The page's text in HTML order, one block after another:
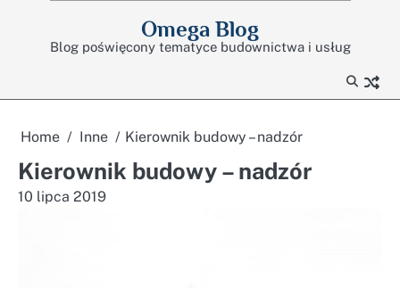
Omega Blog
Blog poświęcony tematyce budownictwa i usług
Home Inne Kierownik budowy – nadzór
Kierownik budowy – nadzór
10 lipca 2019